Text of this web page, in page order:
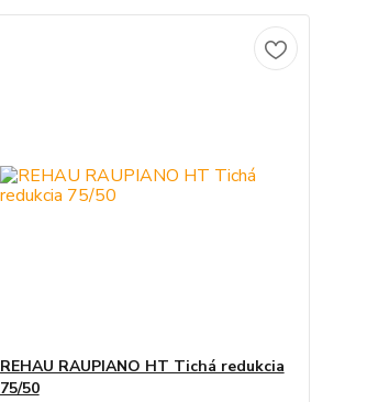
REHAU RAUPIANO HT Tichá redukcia
75/50